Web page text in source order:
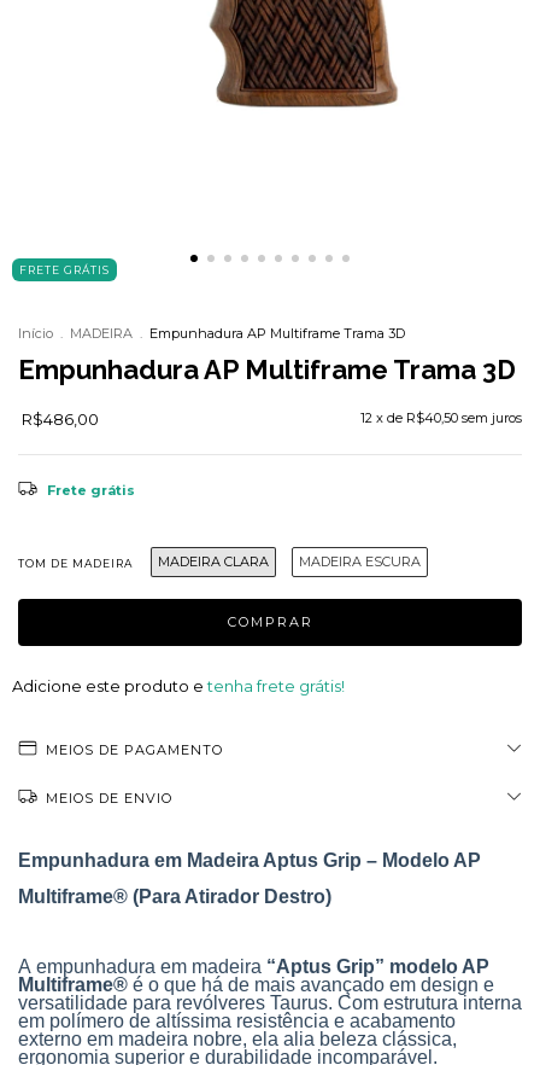
FRETE GRÁTIS
Início . MADEIRA . Empunhadura AP Multiframe Trama 3D
Empunhadura AP Multiframe Trama 3D
R$486,00 12 x de R$40,50 sem juros
Frete grátis
TOM DE MADEIRA MADEIRA CLARA MADEIRA ESCURA
Adicione este produto etenha frete grátis!
MEIOS DE PAGAMENTO
MEIOS DE ENVIO
Empunhadura em Madeira Aptus Grip – Modelo AP
Multiframe® (Para Atirador Destro)
A empunhadura em madeira “Aptus Grip” modelo AP
Multiframe® é o que há de mais avançado em design e
versatilidade para revólveres Taurus. Com estrutura interna
em polímero de altíssima resistência e acabamento
externo em madeira nobre, ela alia beleza clássica,
ergonomia superior e durabilidade incomparável.